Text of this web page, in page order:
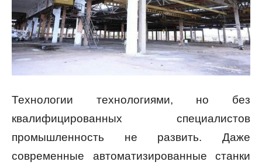
Технологии технологиями, но без
квалифицированных специалистов
промышленность не развить. Даже
современные автоматизированные станки